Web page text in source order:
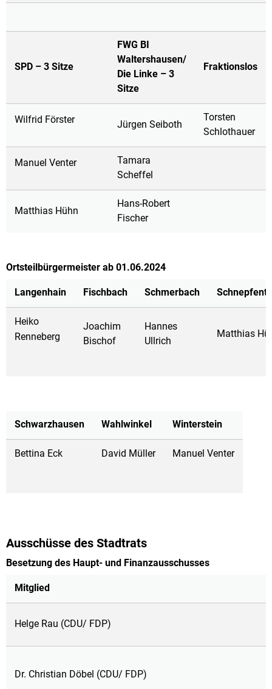
SPD – 3 Sitze
FWG BI
Waltershausen/
Die Linke – 3
Sitze
Fraktionslos
Wilfrid Förster Jürgen Seiboth
Torsten
Schlothauer
Manuel Venter
Tamara
Scheffel
Matthias Hühn
Hans-Robert
Fischer
Ortsteilbürgermeister ab 01.06.2024
Langenhain Fischbach Schmerbach
Heiko
Renneberg
Joachim
Bischof
Hannes
Ullrich
Matthias
Schwarzhausen Wahlwinkel Winterstein
Bettina Eck David Müller Manuel Venter
Ausschüsse des Stadtrats
Besetzung des Haupt- und Finanzausschusses
Mitglied
Helge Rau (CDU/ FDP)
Dr. Christian Döbel (CDU/ FDP)